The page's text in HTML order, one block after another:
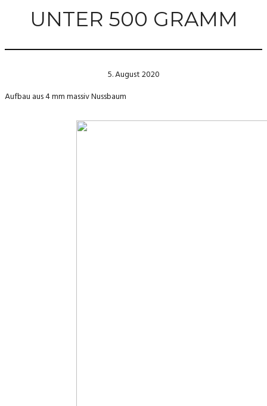
UNTER 500 GRAMM
5. August 2020
Aufbau aus 4 mm massiv Nussbaum